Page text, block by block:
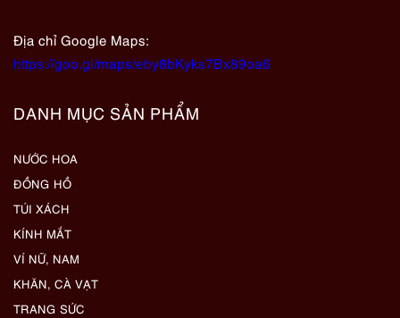
Địa chỉ Google Maps:
https://goo.gl/maps/eby8bKyks7Bx89oa6
DANH MỤC SẢN PHẨM
NƯỚC HOA
ĐỒNG HỒ
TÚI XÁCH
KÍNH MẮT
VÍ NỮ, NAM
KHĂN, CÀ VẠT
TRANG SỨC